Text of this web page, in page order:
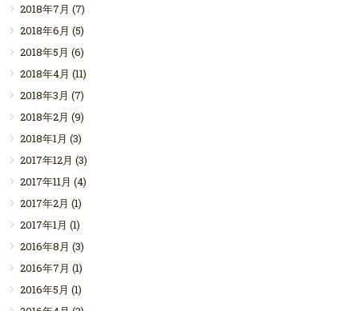
2018年7月 (7)
2018年6月 (5)
2018年5月 (6)
2018年4月 (11)
2018年3月 (7)
2018年2月 (9)
2018年1月 (3)
2017年12月 (3)
2017年11月 (4)
2017年2月 (1)
2017年1月 (1)
2016年8月 (3)
2016年7月 (1)
2016年5月 (1)